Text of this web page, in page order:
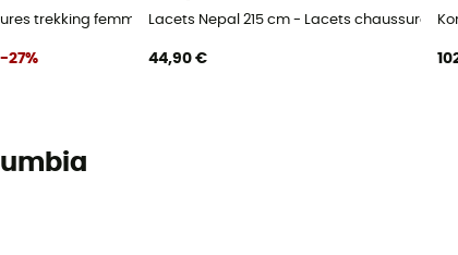
trekking femme
-27%
Lacets Nepal 215 cm - Lacets chaussures
44,90 €